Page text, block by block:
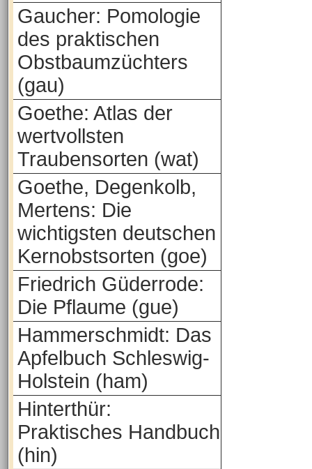
Gaucher: Pomologie
des praktischen
Obstbaumzüchters
(gau)
Goethe: Atlas der
wertvollsten
Traubensorten (wat)
Goethe, Degenkolb,
Mertens: Die
wichtigsten deutschen
Kernobstsorten (goe)
Friedrich Güderrode:
Die Pflaume (gue)
Hammerschmidt: Das
Apfelbuch Schleswig-
Holstein (ham)
Hinterthür:
Praktisches Handbuch
(hin)